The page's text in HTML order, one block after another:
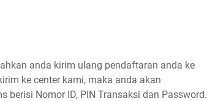
anda kirim ulang pendaftaran anda ke
ke center kami, maka anda akan
berisi Nomor ID, PIN Transaksi dan Password.